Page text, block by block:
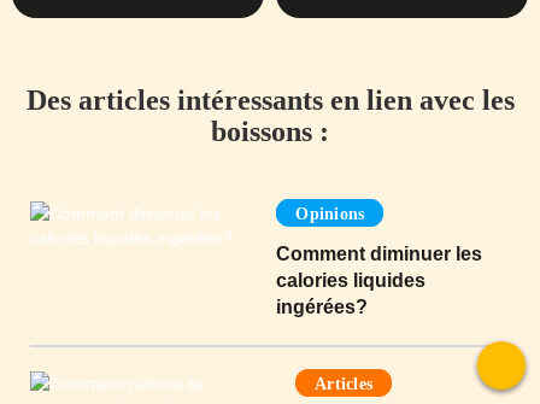
Des articles intéressants en lien avec les
boissons :
Opinions
Comment diminuer les
calories liquides
ingérées?
Articles